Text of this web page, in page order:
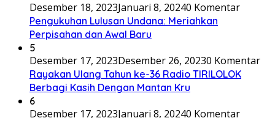
Desember 18, 2023Januari 8, 20240 Komentar
Pengukuhan Lulusan Undana: Meriahkan
Perpisahan dan Awal Baru
5
Desember 17, 2023Desember 26, 20230 Komentar
Rayakan Ulang Tahun ke-36 Radio TIRILOLOK
Berbagi Kasih Dengan Mantan Kru
6
Desember 17, 2023Januari 8, 20240 Komentar